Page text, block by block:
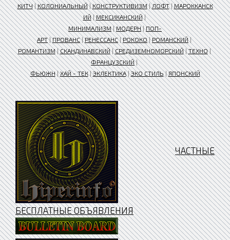
КИТЧ|КОЛОНИАЛЬНЫЙ|КОНСТРУКТИВИЗМ|ЛОФТ|МАРОККАНСК
ИЙ|МЕКСИКАНСКИЙ|
МИНИМАЛИЗМ|МОДЕРН|ПОП-
АРТ|ПРОВАНС|РЕНЕССАНС|РОКОКО|РОМАНСКИЙ|
РОМАНТИЗМ|СКАНДИНАВСКИЙ|СРЕДИЗЕМНОМОРСКИЙ|ТЕХНО|
ФРАНЦУЗСКИЙ|
ФЬЮЖН|ХАЙ - ТЕК|ЭКЛЕКТИКА|ЭКО СТИЛЬ|ЯПОНСКИЙ
ЧАСТНЫЕ
БЕСПЛАТНЫЕ ОБЪЯВЛЕНИЯ